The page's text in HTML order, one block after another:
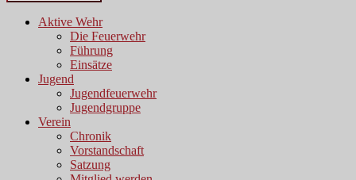
Aktive Wehr
Die Feuerwehr
Führung
Einsätze
Jugend
Jugendfeuerwehr
Jugendgruppe
Verein
Chronik
Vorstandschaft
Satzung